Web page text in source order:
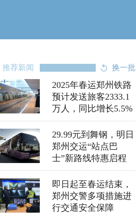
推荐新闻 换一批
2025年春运郑州铁路
预计发送旅客2333.1
万人，同比增长5.5%
29.99元到舞钢，明日
郑州交运“站点巴
士”新路线特惠启程
即日起至春运结束，
郑州交警多项措施进
行交通安全保障